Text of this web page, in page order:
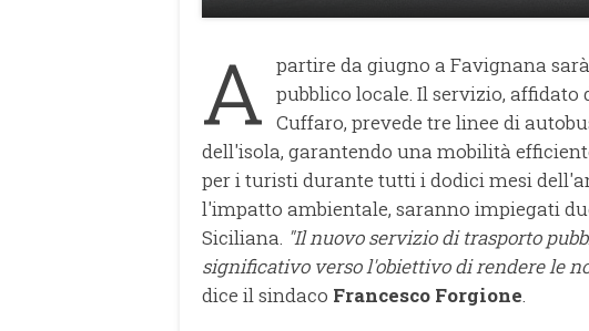
A partire da giugno a Favignana
pubblico locale. Il servizio,
Cuffaro, prevede tre linee di
dell'isola, garantendo una mobilità
per i turisti durante tutti i dodici mesi
l'impatto ambientale, saranno impiegati
Siciliana. "Il nuovo servizio di trasporto
significativo verso l'obiettivo di rendere le
dice il sindaco Francesco Forgione.